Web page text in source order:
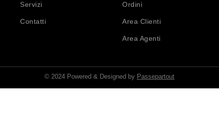
Servizi
Contatti
Ordini
Area Clienti
Area Agenti
© 2024 Powered & Designed by Passepartout